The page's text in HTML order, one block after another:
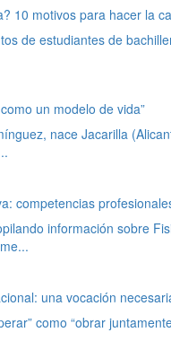
10 motivos para hacer la
de estudiantes de
un modelo de vida”
nace Jacarilla
competencias
información sobre
una vocación
como “obrar